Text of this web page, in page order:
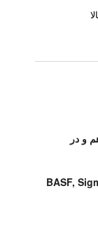
عزیزان فراهم و در
BASF,